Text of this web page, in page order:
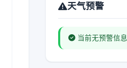
天气预警
当前无预警信息